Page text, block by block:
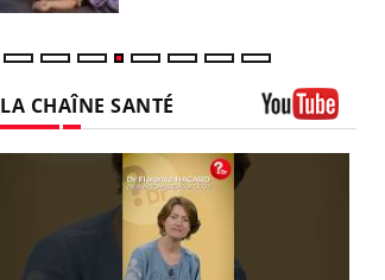
LA CHAÎNE SANTÉ